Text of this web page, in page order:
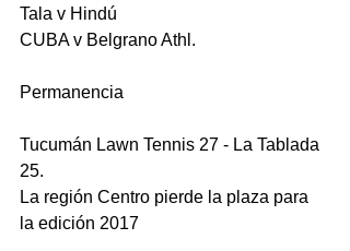
Tala v Hindú
CUBA v Belgrano Athl.
Permanencia
Tucumán Lawn Tennis 27 - La Tablada
25.
La región Centro pierde la plaza para
la edición 2017